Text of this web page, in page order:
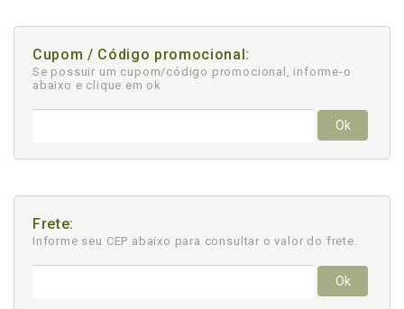
Cupom / Código promocional:
Se possuir um cupom/código promocional, informe-o
abaixo e clique em ok
Ok
Frete:
Informe seu CEP abaixo para consultar o valor do frete.
Ok